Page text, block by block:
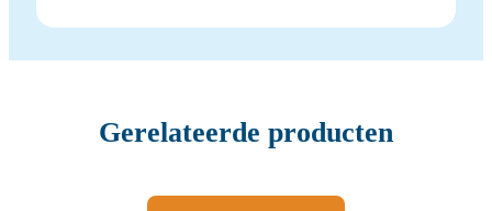
Gerelateerde producten